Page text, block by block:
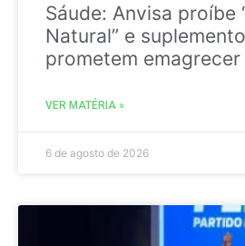
Sáude: Anvisa proíbe
Natural” e
prometem emagrecer
VER MATÉRIA »
6 de agosto de 2026